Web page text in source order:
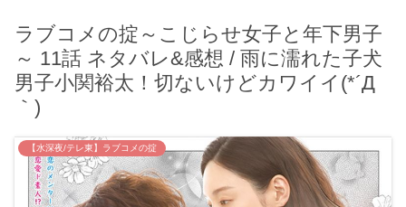
ラブコメの掟～こじらせ女子と年下男子
～ 11話 ネタバレ&感想 / 雨に濡れた子犬
男子小関裕太！切ないけどカワイイ(*´Д
｀)
【水深夜/テレ東】ラブコメの掟